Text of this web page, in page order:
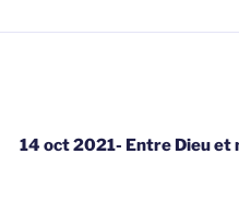
14 oct 2021- Entre Dieu et